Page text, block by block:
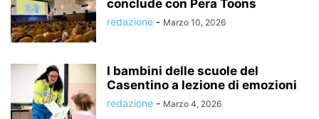
conclude con Pera Toons
redazione - Marzo 10, 2026
I bambini delle scuole del
Casentino a lezione di emozioni
redazione - Marzo 4, 2026